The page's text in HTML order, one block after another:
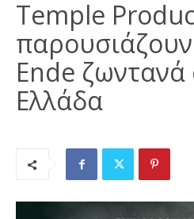
Temple
Ende ζωντανά
Ελλάδα